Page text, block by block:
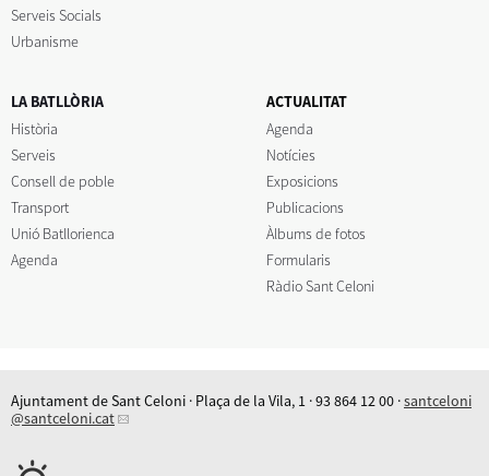
Serveis Socials
Urbanisme
LA BATLLÒRIA
Història
Serveis
Consell de poble
Transport
Unió Batllorienca
Agenda
ACTUALITAT
Agenda
Notícies
Exposicions
Publicacions
Àlbums de fotos
Formularis
Ràdio Sant Celoni
Ajuntament de Sant Celoni · Plaça de la Vila, 1 · 93 864 12 00 ·santceloni
@santceloni.cat